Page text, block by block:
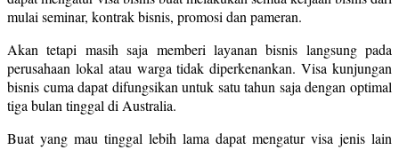
mulai seminar, kontrak bisnis, promosi dan pameran.
Akan tetapi masih saja memberi layanan bisnis langsung pada
perusahaan lokal atau warga tidak diperkenankan. Visa kunjungan
bisnis cuma dapat difungsikan untuk satu tahun saja dengan optimal
tiga bulan tinggal di Australia.
Buat yang mau tinggal lebih lama dapat mengatur visa jenis lain